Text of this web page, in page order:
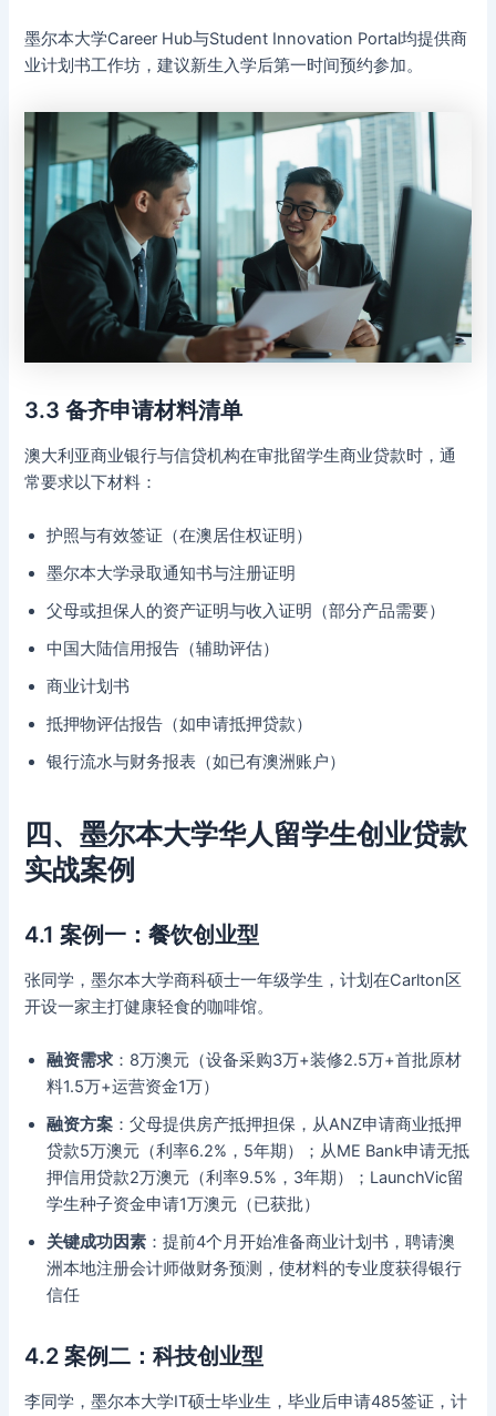
墨尔本大学Career Hub与Student Innovation Portal均提供商
业计划书工作坊，建议新生入学后第一时间预约参加。
3.3 备齐申请材料清单
澳大利亚商业银行与信贷机构在审批留学生商业贷款时，通
常要求以下材料：
护照与有效签证（在澳居住权证明）
墨尔本大学录取通知书与注册证明
父母或担保人的资产证明与收入证明（部分产品需要）
中国大陆信用报告（辅助评估）
商业计划书
抵押物评估报告（如申请抵押贷款）
银行流水与财务报表（如已有澳洲账户）
四、墨尔本大学华人留学生创业贷款
实战案例
4.1 案例一：餐饮创业型
张同学，墨尔本大学商科硕士一年级学生，计划在Carlton区
开设一家主打健康轻食的咖啡馆。
融资需求 ：8万澳元（设备采购3万+装修2.5万+首批原材
料1.5万+运营资金1万）
融资方案 ：父母提供房产抵押担保，从ANZ申请商业抵押
贷款5万澳元（利率6.2%，5年期）；从ME Bank申请无抵
押信用贷款2万澳元（利率9.5%，3年期）；LaunchVic留
学生种子资金申请1万澳元（已获批）
关键成功因素 ：提前4个月开始准备商业计划书，聘请澳
洲本地注册会计师做财务预测，使材料的专业度获得银行
信任
4.2 案例二：科技创业型
李同学，墨尔本大学IT硕士毕业生，毕业后申请485签证，计